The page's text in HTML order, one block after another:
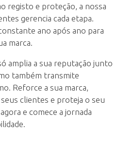
registo e proteção, a nossa
gerencia cada etapa.
ano após ano para
marca.
amplia a sua reputação junto
também transmite
Reforce a sua marca,
clientes e proteja o seu
e comece a jornada